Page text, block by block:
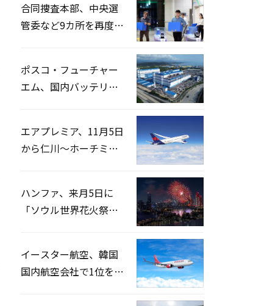
合同捜査本部、中央選
管委など9カ所を再度家
ポスコ・フューチャー
エム、国内バッテリー
エアプレミア、11月5日
から仁川〜ホーチミン
ハンファ、来月5日に
「ソウル世界花火祭り
イースター航空、韓国
国内航空会社で1位を記